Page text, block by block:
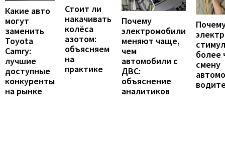
Какие авто
могут
заменить
Toyota
Camry:
лучшие
доступные
конкуренты
на рынке
Стоит ли
накачивать
колёса
азотом:
объясняем
на
практике
Почему
электромобили
меняют чаще,
чем
автомобили с
ДВС:
объяснение
аналитиков
более
смену